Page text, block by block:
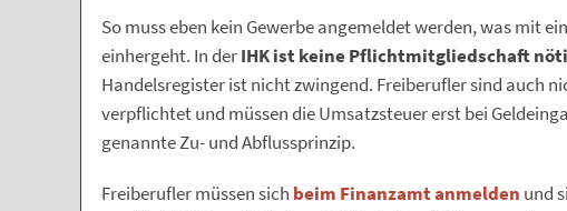
So muss eben kein Gewerbe angemeldet werden, was mit
einhergeht. In derIHK ist keine Pflichtmitgliedschaft
Handelsregister ist nicht zwingend. Freiberufler sind auch
verpflichtet und müssen die Umsatzsteuer erst bei
genannte Zu- und Abflussprinzip.
Freiberufler müssen sich beim Finanzamt anmelden und